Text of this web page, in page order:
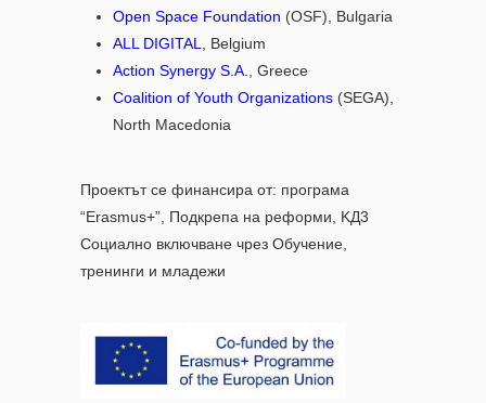
Open Space Foundation (OSF), Bulgaria
ALL DIGITAL
, Belgium
Action Synergy S.A ., Greece
Coalition of Youth Organizations (SEGA),
North Macedonia
Проектът се финансира от: програма
“Erasmus+”, Подкрепа на реформи, KД3
Социално включване чрез Обучение,
тренинги и младежи